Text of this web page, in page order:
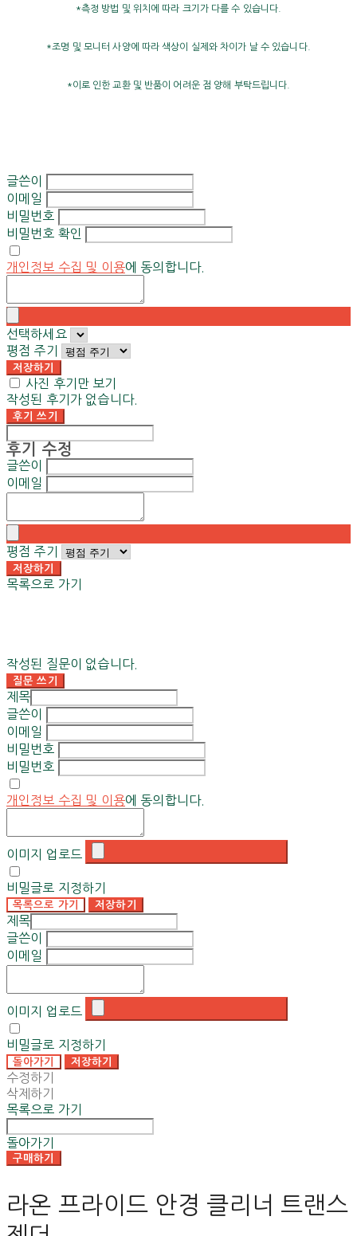
*측정 방법 및 위치에 따라 크기가 다를 수 있습니다.
*조명 및 모니터 사양에 따라 색상이 실제와 차이가 날 수 있습니다.
*이로 인한 교환 및 반품이 어려운 점 양해 부탁드립니다.
글쓴이
이메일
비밀번호
비밀번호 확인
개인정보 수집 및 이용에 동의합니다.
선택하세요
평점 주기
저장하기
사진 후기만 보기
작성된 후기가 없습니다.
후기 쓰기
후기 수정
글쓴이
이메일
평점 주기
저장하기
목록으로 가기
작성된 질문이 없습니다.
질문 쓰기
제목
글쓴이
이메일
비밀번호
비밀번호
개인정보 수집 및 이용에 동의합니다.
이미지 업로드
비밀글로 지정하기
목록으로 가기 저장하기
제목
글쓴이
이메일
이미지 업로드
비밀글로 지정하기
돌아가기 저장하기
수정하기
삭제하기
목록으로 가기
돌아가기
구매하기
라온 프라이드 안경 클리너 트랜스